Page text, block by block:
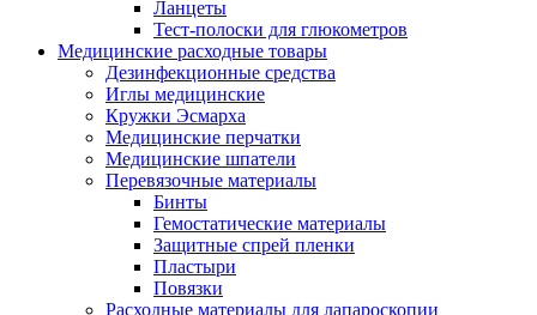
Ланцеты
Тест-полоски для глюкометров
Медицинские расходные товары
Дезинфекционные средства
Иглы медицинские
Кружки Эсмарха
Медицинские перчатки
Медицинские шпатели
Перевязочные материалы
Бинты
Гемостатические материалы
Защитные спрей пленки
Пластыри
Повязки
Расходные материалы для лапароскопии